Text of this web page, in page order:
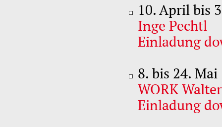
10. April bis
Inge Pechtl
Einladung
8. bis 24. Mai
WORK
Einladung